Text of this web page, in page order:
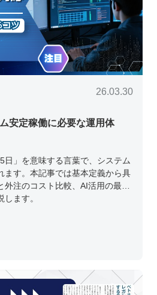
26.03.30
安定稼働に必要な運用体
日」を意味する言葉で、システム
ます。本記事では基本定義から具
外注のコスト比較、AI活用の最新
ます。